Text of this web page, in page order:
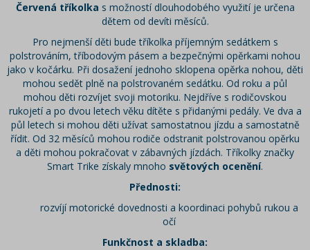
Červená tříkolka s možností dlouhodobého využití je určena
dětem od devíti měsíců.
Pro nejmenší děti bude tříkolka příjemným sedátkem s
polstrováním, tříbodovým pásem a bezpečnými opěrkami nohou
jako v kočárku. Při dosažení jednoho sklopena opěrka nohou, děti
mohou sedět plně na polstrovaném sedátku. Od roku a půl
mohou děti rozvíjet svoji motoriku. Nejdříve s rodičovskou
rukojetí a po dvou letech věku dítěte s přidanými pedály. Ve dva a
půl letech si mohou děti užívat samostatnou jízdu a samostatně
řídit. Od 32 měsíců mohou rodiče odstranit polstrovanou opěrku
a děti mohou pokračovat v zábavných jízdách. Tříkolky značky
Smart Trike získaly mnoho světových ocenění.
Přednosti:
rozvíjí motorické dovednosti a koordinaci pohybů rukou a
očí
Funkčnost a skladba: